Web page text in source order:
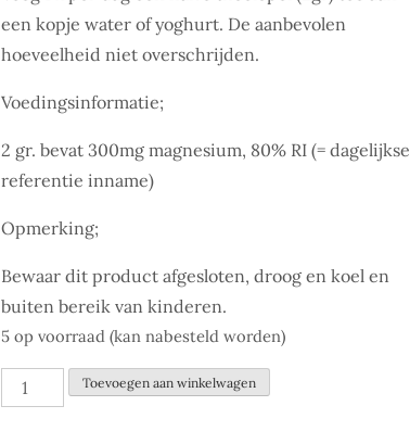
een kopje water of yoghurt. De aanbevolen
hoeveelheid niet overschrijden.
Voedingsinformatie;
2 gr. bevat 300mg magnesium, 80% RI (= dagelijkse
referentie inname)
Opmerking;
Bewaar dit product afgesloten, droog en koel en
buiten bereik van kinderen.
5 op voorraad (kan nabesteld worden)
Magnesium
Citraat
Toevoegen aan winkelwagen